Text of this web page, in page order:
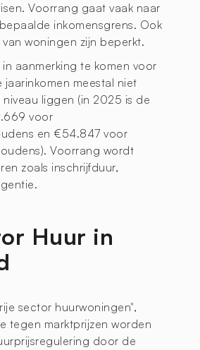
Voorrang gaat vaak naar
inkomensgrens. Ook
woningen zijn beperkt.
in aanmerking te komen voor
jaarinkomen meestal niet
liggen (in 2025 is de
voor
en €54.847 voor
Voorrang wordt
zoals inschrijfduur,
Huur in
sector huurwoningen",
tegen marktprijzen worden
door de